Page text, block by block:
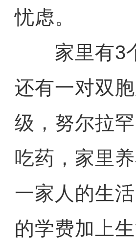
忧虑。
家里有3个
还有一对双
级，努尔拉
吃药，家里
一家人的生
的学费加上